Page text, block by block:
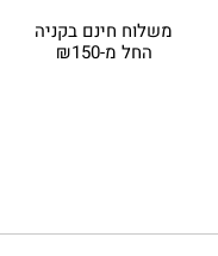
משלוח חינם בקניה
החל מ-₪150